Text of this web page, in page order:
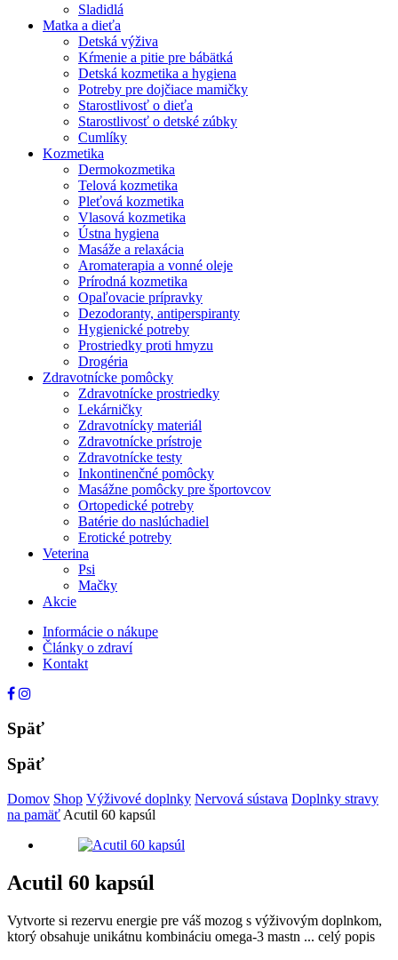
Sladidlá
Matka a dieťa
Detská výživa
Kŕmenie a pitie pre bábätká
Detská kozmetika a hygiena
Potreby pre dojčiace mamičky
Starostlivosť o dieťa
Starostlivosť o detské zúbky
Cumlíky
Kozmetika
Dermokozmetika
Telová kozmetika
Pleťová kozmetika
Vlasová kozmetika
Ústna hygiena
Masáže a relaxácia
Aromaterapia a vonné oleje
Prírodná kozmetika
Opaľovacie prípravky
Dezodoranty, antiperspiranty
Hygienické potreby
Prostriedky proti hmyzu
Drogéria
Zdravotnícke pomôcky
Zdravotnícke prostriedky
Lekárničky
Zdravotnícky materiál
Zdravotnícke prístroje
Zdravotnícke testy
Inkontinenčné pomôcky
Masážne pomôcky pre športovcov
Ortopedické potreby
Batérie do naslúchadiel
Erotické potreby
Veterina
Psi
Mačky
Akcie
Informácie o nákupe
Články o zdraví
Kontakt
Späť
Späť
Domov Shop Výživové doplnky Nervová sústava Doplnky stravy
na pamäť Acutil 60 kapsúl
Acutil 60 kapsúl
Vytvorte si rezervu energie pre váš mozog s výživovým doplnkom,
ktorý obsahuje unikátnu kombináciu omega-3 mastn ... celý popis